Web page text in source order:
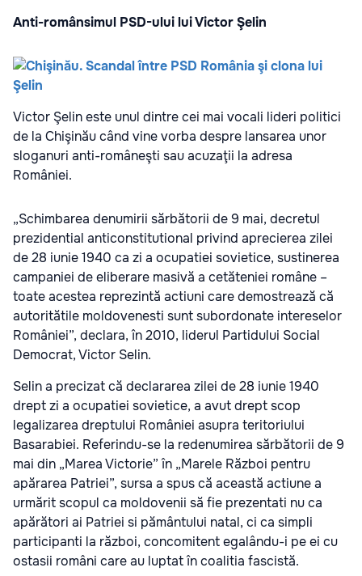
Anti-românsimul PSD-ului lui Victor Şelin
Victor Şelin este unul dintre cei mai vocali lideri politici
de la Chişinău când vine vorba despre lansarea unor
sloganuri anti-româneşti sau acuzaţii la adresa
României.
„Schimbarea denumirii sărbătorii de 9 mai, decretul
prezidential anticonstitutional privind aprecierea zilei
de 28 iunie 1940 ca zi a ocupatiei sovietice, sustinerea
campaniei de eliberare masivă a cetăteniei române –
toate acestea reprezintă actiuni care demostrează că
autoritătile moldovenesti sunt subordonate intereselor
României”, declara, în 2010, liderul Partidului Social
Democrat, Victor Selin.
Selin a precizat că declararea zilei de 28 iunie 1940
drept zi a ocupatiei sovietice, a avut drept scop
legalizarea dreptului României asupra teritoriului
Basarabiei. Referindu-se la redenumirea sărbătorii de 9
mai din „Marea Victorie” în „Marele Război pentru
apărarea Patriei”, sursa a spus că această actiune a
urmărit scopul ca moldovenii să fie prezentati nu ca
apărători ai Patriei si pământului natal, ci ca simpli
participanti la război, concomitent egalându-i pe ei cu
ostasii români care au luptat în coalitia fascistă.